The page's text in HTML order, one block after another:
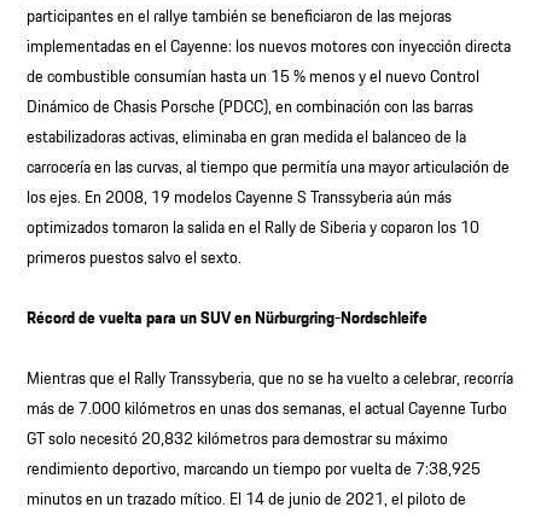
participantes en el rallye también se beneficiaron de las mejoras
implementadas en el Cayenne: los nuevos motores con inyección directa
de combustible consumían hasta un 15 % menos y el nuevo Control
Dinámico de Chasis Porsche (PDCC), en combinación con las barras
estabilizadoras activas, eliminaba en gran medida el balanceo de la
carrocería en las curvas, al tiempo que permitía una mayor articulación de
los ejes. En 2008, 19 modelos Cayenne S Transsyberia aún más
optimizados tomaron la salida en el Rally de Siberia y coparon los 10
primeros puestos salvo el sexto.
Récord de vuelta para un SUV en Nürburgring-Nordschleife
Mientras que el Rally Transsyberia, que no se ha vuelto a celebrar, recorría
más de 7.000 kilómetros en unas dos semanas, el actual Cayenne Turbo
GT solo necesitó 20,832 kilómetros para demostrar su máximo
rendimiento deportivo, marcando un tiempo por vuelta de 7:38,925
minutos en un trazado mítico. El 14 de junio de 2021, el piloto de